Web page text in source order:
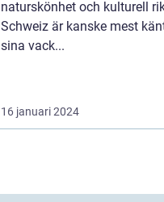
naturskönhet och kulturell
Schweiz är kanske mest
sina vack...
16 januari 2024